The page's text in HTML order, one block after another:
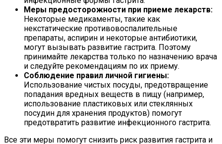
Меры предосторожности при приеме лекарств:
Некоторые медикаменты, такие как
некстатические противовоспалительные
препараты, аспирин и некоторые антибиотики,
могут вызывать развитие гастрита. Поэтому
принимайте лекарства только по назначению врача
и следуйте рекомендациям по их приему.
Соблюдение правил личной гигиены:
Использование чистых посуды, предотвращение
попадания вредных веществ в пищу (например,
использование пластиковых или стеклянных
посудин для хранения продуктов) помогут
предотвратить развитие инфекционного гастрита.
Все эти меры помогут снизить риск развития гастрита и